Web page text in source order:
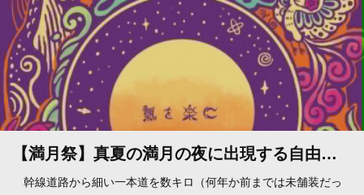
【満月祭】真夏の満月の夜に出現する自由…
幹線道路から細い一本道を数キロ（何年か前までは未舗装だっ